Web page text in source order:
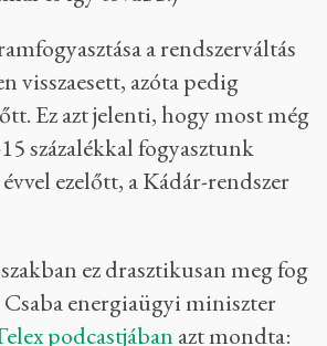
a rendszerváltás
visszaesett, azóta pedig
Ez azt jelenti, hogy most még
százalékkal fogyasztunk
ezelőtt, a Kádár-rendszer
ez drasztikusan meg fog
energiaügyi miniszter
podcastjában azt mondta: